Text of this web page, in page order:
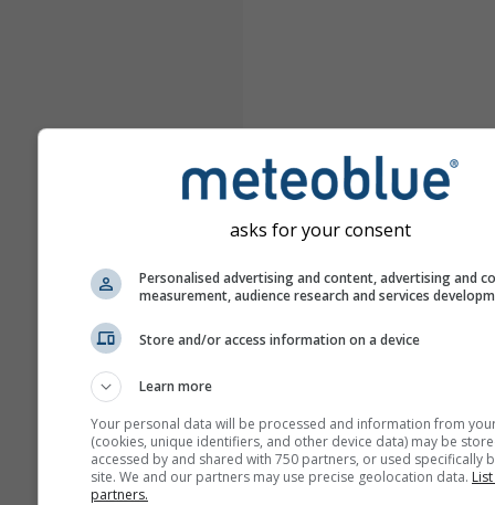
asks for your consent
Personalised advertising and content, advertising and
measurement, audience research and services
Store and/or access information on a device
Learn more
Your personal data will be processed and information from
(cookies, unique identifiers, and other device data) may be
accessed by and shared with 750 partners, or used specifically
site. We and our partners may use precise geolocation data.
partners.